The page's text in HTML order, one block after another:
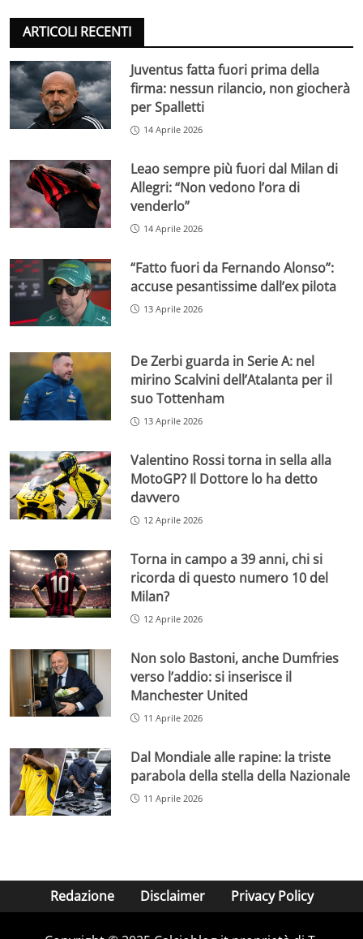
ARTICOLI RECENTI
Juventus fatta fuori prima della
firma: nessun rilancio, non giocherà
per Spalletti
14 Aprile 2026
Leao sempre più fuori dal Milan di
Allegri: “Non vedono l’ora di
venderlo”
14 Aprile 2026
“Fatto fuori da Fernando Alonso”:
accuse pesantissime dall’ex pilota
13 Aprile 2026
De Zerbi guarda in Serie A: nel
mirino Scalvini dell’Atalanta per il
suo Tottenham
13 Aprile 2026
Valentino Rossi torna in sella alla
MotoGP? Il Dottore lo ha detto
davvero
12 Aprile 2026
Torna in campo a 39 anni, chi si
ricorda di questo numero 10 del
Milan?
12 Aprile 2026
Non solo Bastoni, anche Dumfries
verso l’addio: si inserisce il
Manchester United
11 Aprile 2026
Dal Mondiale alle rapine: la triste
parabola della stella della Nazionale
11 Aprile 2026
Redazione Disclaimer Privacy Policy